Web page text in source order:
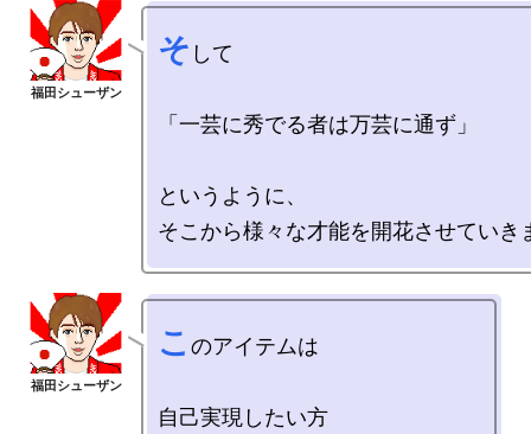
そ して
「一芸に秀でる者は万芸に通ず」
というように、
こ のアイテムは
自己実現したい方